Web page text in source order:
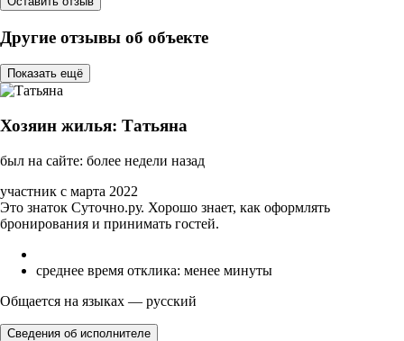
Другие отзывы об объекте
Показать ещё
Хозяин жилья: Татьяна
был на сайте: более недели назад
участник с марта 2022
Это знаток Суточно.ру. Хорошо знает, как оформлять
бронирования и принимать гостей.
среднее время отклика: менее минуты
Общается на языках — русский
Сведения об исполнителе